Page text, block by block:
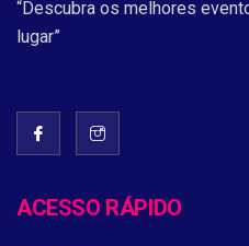
“Descubra os melhores
lugar”
ACESSO RÁPIDO